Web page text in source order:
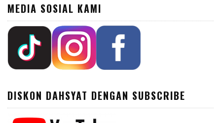
MEDIA SOSIAL KAMI
DISKON DAHSYAT DENGAN SUBSCRIBE